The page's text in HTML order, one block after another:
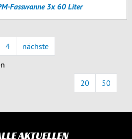
Fasswanne 3x 60 Liter
4
nächste
20
50
AKTUELLEN